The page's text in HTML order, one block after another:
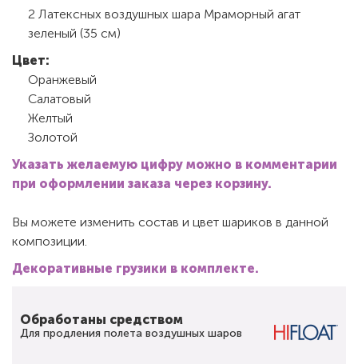
2 Латексных воздушных шара Мраморный агат
зеленый (35 см)
Цвет:
Оранжевый
Салатовый
Желтый
Золотой
Указать желаемую цифру можно в комментарии
при оформлении заказа через корзину.
Вы можете изменить состав и цвет шариков в данной
композиции.
Декоративные грузики в комплекте.
Обработаны средством
Для продления полета воздушных шаров